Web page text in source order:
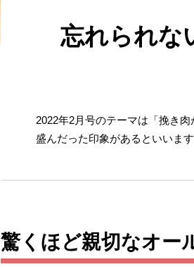
忘れられな
2022年2月号のテーマは「挽き
盛んだった印象があるといいま
驚くほど親切なオー